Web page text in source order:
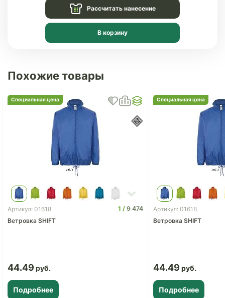
Рассчитать нанесение
В корзину
Похожие товары
Специальная цена
Артикул: 01618 1
9 474
Ветровка SHIFT
44.49
Подробнее
Специальная цена
Артикул: 01618
Ветровка SHIFT
44.49
Подробнее